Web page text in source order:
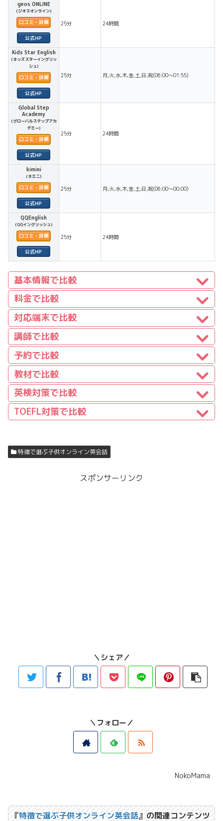
geos ONLINE
(ジオスオンライン)
口コミ・詳細 25分 24時間
Kids Star English
(キッズスターイングリッ
シュ)
口コミ・詳細 25分 月,火,水,木,金,土,日,祝(06:00〜01:55)
Global Step
Academy
(グローバルステップアカ
デミー)
口コミ・詳細
25分 24時間
kimini
(キミニ)
口コミ・詳細 25分 月,火,水,木,金,土,日,祝(06:00〜00:00)
QQEnglish
(QQイングリッシュ)
口コミ・詳細 25分 24時間
基本情報で比較
料金で比較
対応端末で比較
講師で比較
予約で比較
教材で比較
英検対策で比較
TOEFL対策で比較
特徴で選ぶ子供オンライン英会話
スポンサーリンク
＼シェア／
＼フォロー／
NokoMama
『特徴で選ぶ子供オンライン英会話』の関連コンテンツ